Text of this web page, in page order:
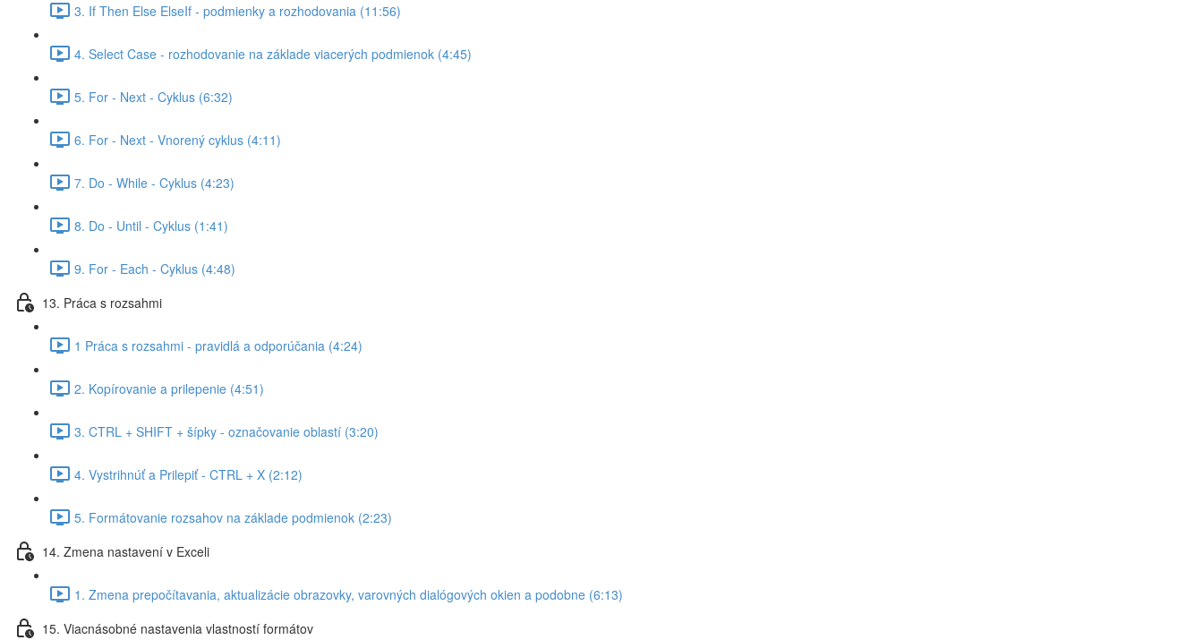
3. If Then Else ElseIf - podmienky a rozhodovania (11:56)
4. Select Case - rozhodovanie na základe viacerých podmienok (4:45)
5. For - Next - Cyklus (6:32)
6. For - Next - Vnorený cyklus (4:11)
7. Do - While - Cyklus (4:23)
8. Do - Until - Cyklus (1:41)
9. For - Each - Cyklus (4:48)
13. Práca s rozsahmi
1 Práca s rozsahmi - pravidlá a odporúčania (4:24)
2. Kopírovanie a prilepenie (4:51)
3. CTRL + SHIFT + šípky - označovanie oblastí (3:20)
4. Vystrihnúť a Prilepiť - CTRL + X (2:12)
5. Formátovanie rozsahov na základe podmienok (2:23)
14. Zmena nastavení v Exceli
1. Zmena prepočítavania, aktualizácie obrazovky, varovných dialógových okien a podobne (6:13)
15. Viacnásobné nastavenia vlastností formátov